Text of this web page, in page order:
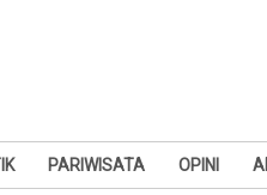
PARIWISATA OPINI